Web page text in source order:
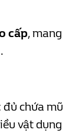
cấp, mang
đủ chứa mũ
vật dụng